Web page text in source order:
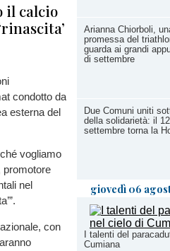
Arianna Chiorboli,
promessa del
guarda ai grandi
di settembre
Due Comuni uniti
della solidarietà: il 12
settembre torna la
giovedì 06
I talenti del
Cumiana
il calcio
condotto da
esterna del
vogliamo
promotore
nel
con